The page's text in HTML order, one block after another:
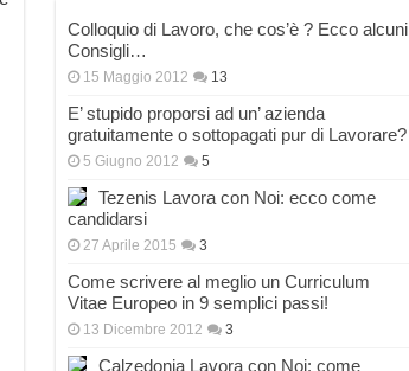
Colloquio di Lavoro, che cos’è ? Ecco alcuni
Consigli…
15 Maggio 2012 13
E’ stupido proporsi ad un’ azienda
gratuitamente o sottopagati pur di Lavorare?
5 Giugno 2012 5
Tezenis Lavora con Noi: ecco come
candidarsi
27 Aprile 2015 3
Come scrivere al meglio un Curriculum
Vitae Europeo in 9 semplici passi!
13 Dicembre 2012 3
Calzedonia Lavora con Noi: come